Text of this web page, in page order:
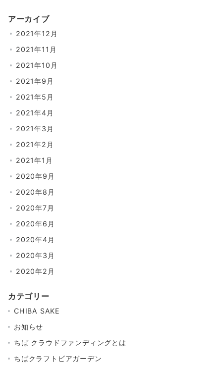
アーカイブ
2021年12月
2021年11月
2021年10月
2021年9月
2021年5月
2021年4月
2021年3月
2021年2月
2021年1月
2020年9月
2020年8月
2020年7月
2020年6月
2020年4月
2020年3月
2020年2月
カテゴリー
CHIBA SAKE
お知らせ
ちば クラウドファンディングとは
ちばクラフトビアガーデン